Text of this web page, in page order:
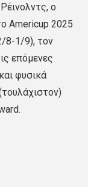
ο
Americup 2025
8-1/9), τον
επόμενες
φυσικά